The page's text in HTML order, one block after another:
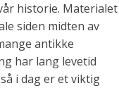
historie. Materialet
siden midten av
antikke
har lang levetid
i dag er et viktig